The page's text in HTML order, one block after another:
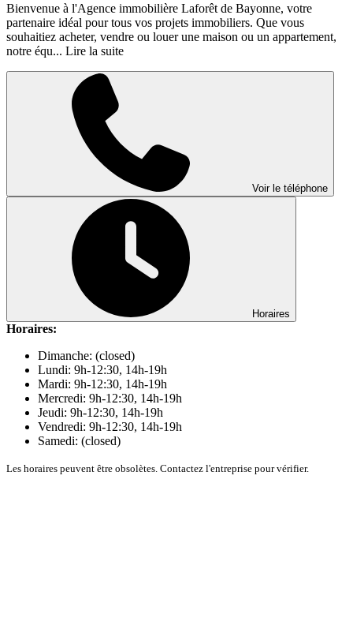
Bienvenue à l'Agence immobilière Laforêt de Bayonne, votre
partenaire idéal pour tous vos projets immobiliers. Que vous
souhaitiez acheter, vendre ou louer une maison ou un appartement,
notre équ... Lire la suite
Voir le téléphone
Horaires
Horaires:
Dimanche: (closed)
Lundi: 9h-12:30, 14h-19h
Mardi: 9h-12:30, 14h-19h
Mercredi: 9h-12:30, 14h-19h
Jeudi: 9h-12:30, 14h-19h
Vendredi: 9h-12:30, 14h-19h
Samedi: (closed)
Les horaires peuvent être obsolètes. Contactez l'entreprise pour vérifier.